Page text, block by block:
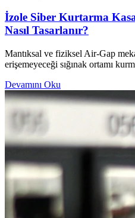
İzole Siber Kurtarma
Nasıl Tasarlanır?
Mantıksal ve fiziksel Air-Gap
erişemeyeceği sığınak ortamı
Devamını Oku